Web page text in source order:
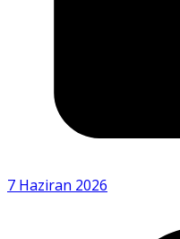
7 Haziran 2026